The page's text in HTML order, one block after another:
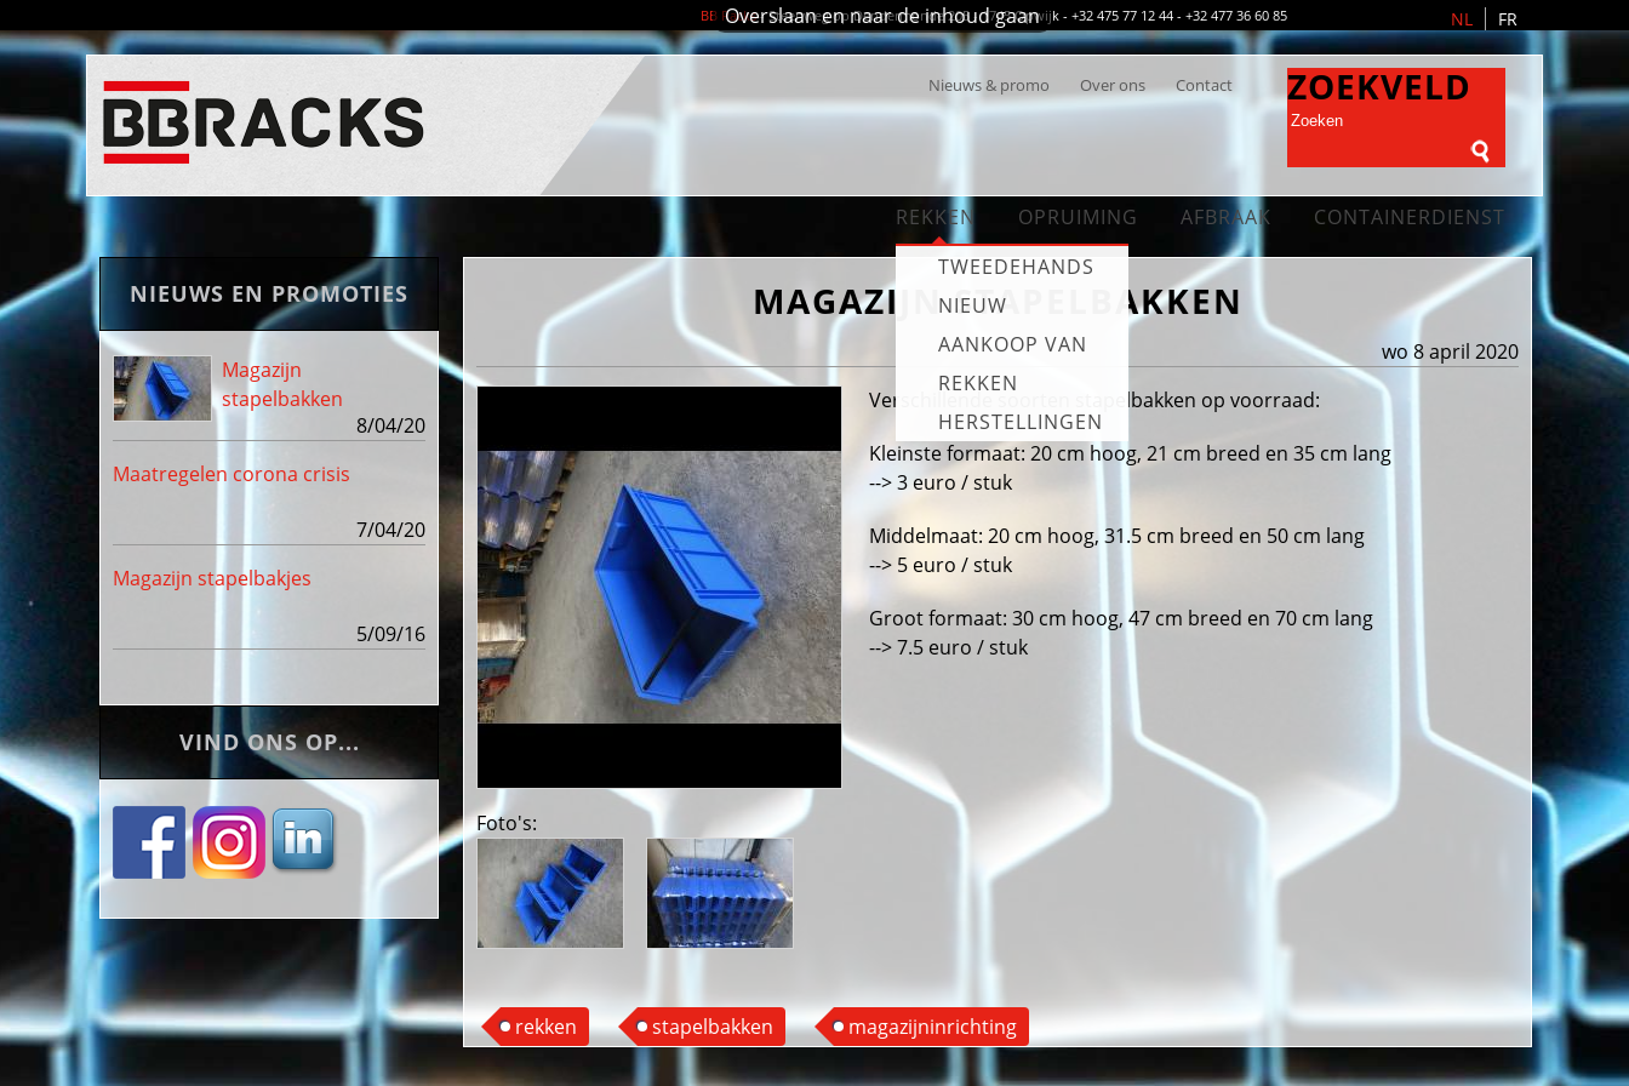
Overslaan en naar de inhoud gaan
BB Racks- Steenweg op Dendermonde 205 - 1745 Opwijk - +32 475 77 12 44 - +32 477 36 60 85 NL FR
Nieuws & promo Over ons Contact ZOEKVELD
REKKEN
TWEEDEHANDS
NIEUW
AANKOOP VAN
REKKEN
HERSTELLINGEN
OPRUIMING AFBRAAK CONTAINERDIENST
NIEUWS EN PROMOTIES
Magazijn
stapelbakken
8/04/20
Maatregelen corona crisis
7/04/20
Magazijn stapelbakjes
5/09/16
VIND ONS OP...
MAGAZIJN STAPELBAKKEN
wo 8 april 2020
Verschillende soorten stapelbakken op voorraad:
Kleinste formaat: 20 cm hoog, 21 cm breed en 35 cm lang
--> 3 euro / stuk
Middelmaat: 20 cm hoog, 31.5 cm breed en 50 cm lang
--> 5 euro / stuk
Groot formaat: 30 cm hoog, 47 cm breed en 70 cm lang
--> 7.5 euro / stuk
Foto's:
rekken stapelbakken magazijninrichting